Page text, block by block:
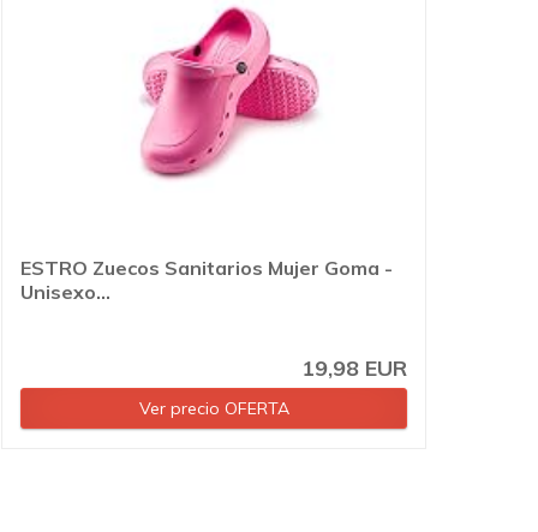
ESTRO Zuecos Sanitarios Mujer Goma -
Unisexo...
19,98 EUR
Ver precio OFERTA